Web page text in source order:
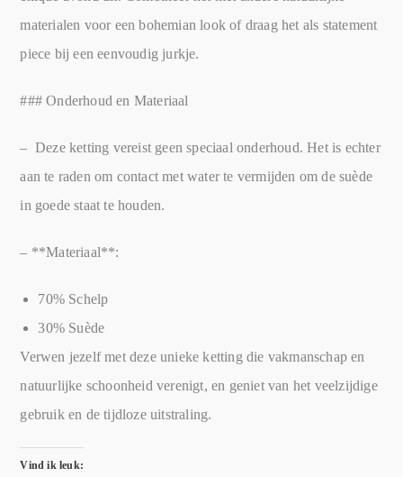
materialen voor een bohemian look of draag het als statement
piece bij een eenvoudig jurkje.
### Onderhoud en Materiaal
– Deze ketting vereist geen speciaal onderhoud. Het is echter
aan te raden om contact met water te vermijden om de suède
in goede staat te houden.
– **Materiaal**:
70% Schelp
30% Suède
Verwen jezelf met deze unieke ketting die vakmanschap en
natuurlijke schoonheid verenigt, en geniet van het veelzijdige
gebruik en de tijdloze uitstraling.
Vind ik leuk: